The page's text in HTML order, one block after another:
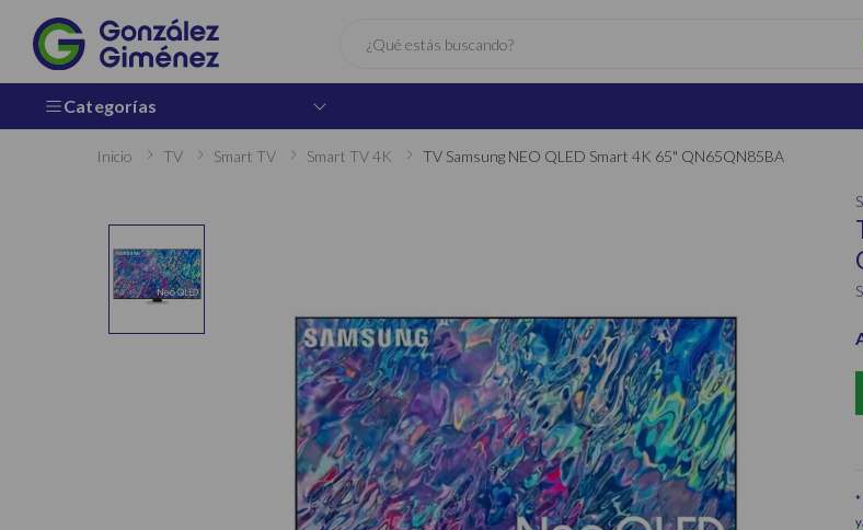
Categorías
Inicio TV Smart TV Smart TV 4K TV Samsung NEO QLED Smart 4K 65" QN65QN85BA
*